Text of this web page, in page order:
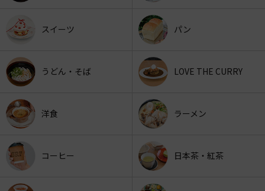
スイーツ パン
うどん・そば LOVE THE CURRY
洋食 ラーメン
コーヒー 日本茶・紅茶